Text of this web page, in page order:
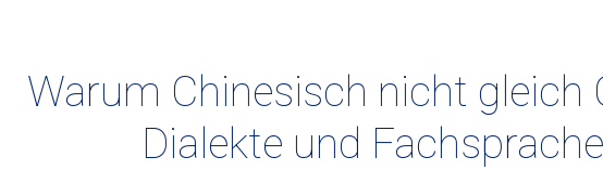
Warum Chinesisch nicht gleich
Dialekte und